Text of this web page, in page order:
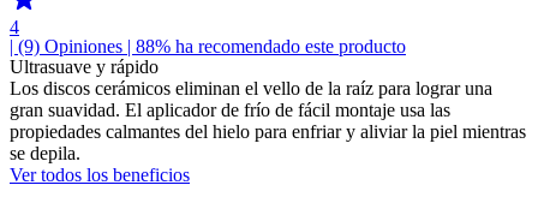
4
| (9) Opiniones | 88% ha recomendado este producto
Ultrasuave y rápido
Los discos cerámicos eliminan el vello de la raíz para lograr una
gran suavidad. El aplicador de frío de fácil montaje usa las
propiedades calmantes del hielo para enfriar y aliviar la piel mientras
se depila.
Ver todos los beneficios